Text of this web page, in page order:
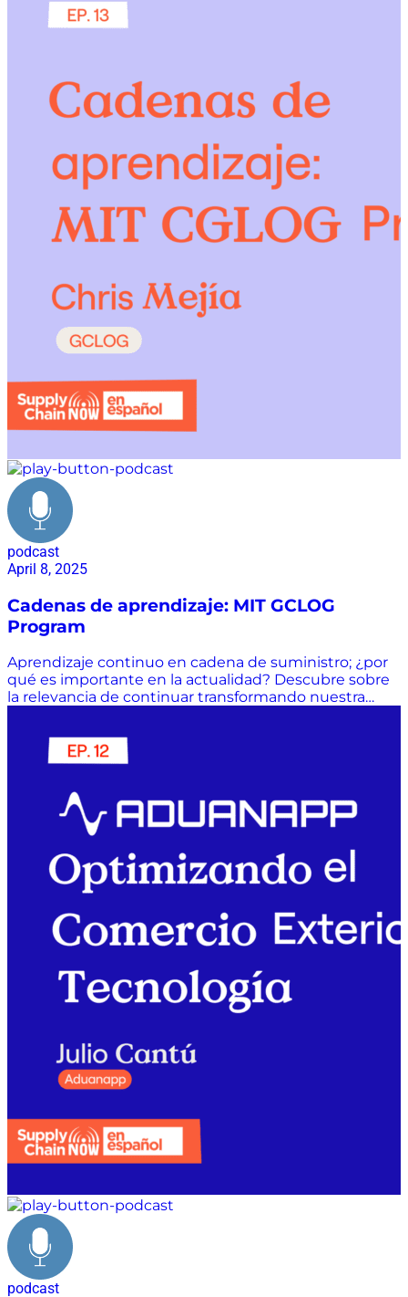
podcast
April 8, 2025
Cadenas de aprendizaje: MIT GCLOG
Program
Aprendizaje continuo en cadena de suministro; ¿por
qué es importante en la actualidad? Descubre sobre
la relevancia de continuar transformando nuestra
podcast